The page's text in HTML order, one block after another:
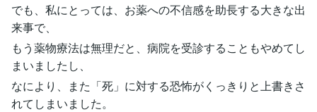
でも、私にとっては、お薬への不信感を助長する大きな出
来事で、
もう薬物療法は無理だと、病院を受診することもやめてし
まいましたし、
なにより、また「死」に対する恐怖がくっきりと上書きさ
れてしまいました。